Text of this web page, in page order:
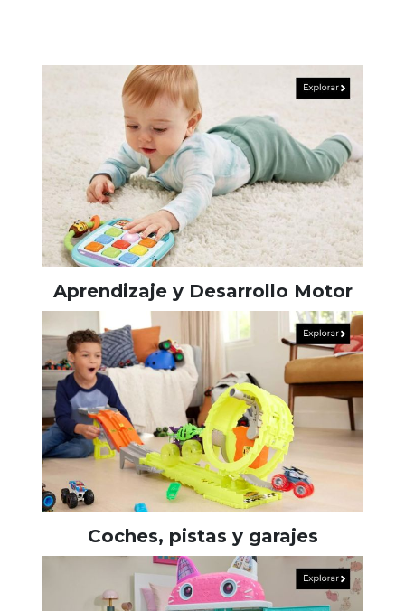
Aprendizaje y Desarrollo Motor
Coches, pistas y garajes